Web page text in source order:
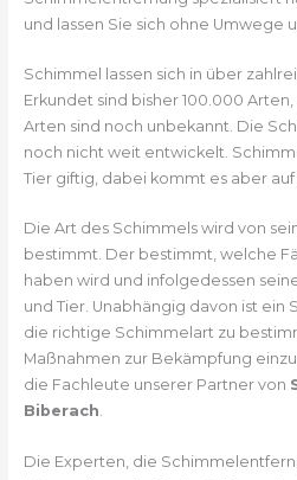
und lassen Sie sich ohne Umwege
Schimmel lassen sich in über
Erkundet sind bisher 100.000
Arten sind noch unbekannt. Die
noch nicht weit entwickelt.
Tier giftig, dabei kommt es aber
Die Art des Schimmels wird von
bestimmt. Der bestimmt, welche
haben wird und infolgedessen
und Tier. Unabhängig davon ist
die richtige Schimmelart zu
Maßnahmen zur Bekämpfung
die Fachleute unserer Partner von
Biberach.
Die Experten, die